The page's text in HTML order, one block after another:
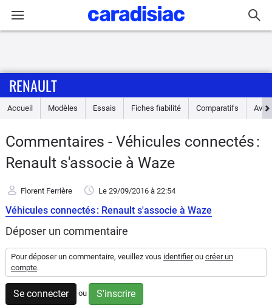
Accueil
Essais
d'achat
Electriques
Utilitaires
Flottes
Auto
RENAULT
Accueil Modèles Essais Fiches fiabilité Comparatifs Avis
Commentaires - Véhicules connectés :
Renault s'associe à Waze
Florent Ferrière Le 29/09/2016 à 22:54
Véhicules connectés : Renault s'associe à Waze
Déposer un commentaire
Pour déposer un commentaire, veuillez vous identifierou créer un
compte.
Se connecter ou S'inscrire